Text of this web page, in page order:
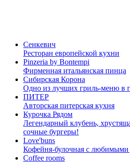
Сенкевич
Ресторан европейской кухни
Pinzeria by Bontempi
Фирменная итальянская пинца
Сибирская Корона
Одно из лучших гриль-меню в
ПИТЕР
Авторская питерская кухня
Курочка Рядом
Легендарный клубень,
сочные бургеры!
Love'buns
Кофейня-булочная с любимыми
Coffee rooms